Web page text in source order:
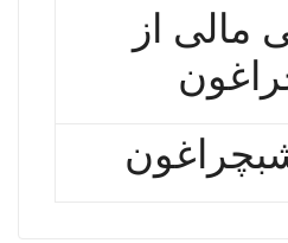
مالی از